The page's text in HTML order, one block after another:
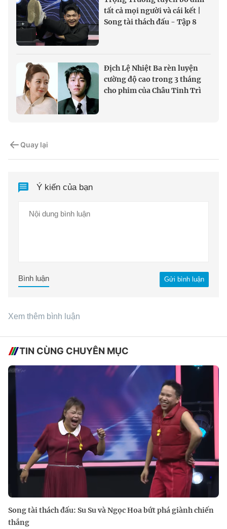
tất cả mọi người và cái kết |
Song tài thách đấu - Tập 8
Địch Lệ Nhiệt Ba rèn luyện
cường độ cao trong 3 tháng
cho phim của Châu Tinh Trì
Quay lại
Ý kiến của bạn
Gửi bình luận
Bình luận
Xem thêm bình luận
TIN CÙNG CHUYÊN MỤC
Song tài thách đấu: Su Su và Ngọc Hoa bứt phá giành chiến
thắng